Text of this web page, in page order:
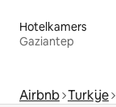
Hotelkamers
Gaziantep
Airbnb Turkije